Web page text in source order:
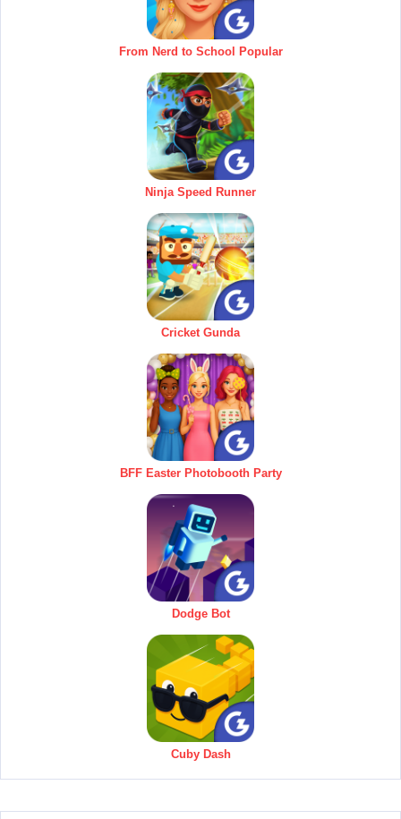
From Nerd to School Popular
Ninja Speed Runner
Cricket Gunda
BFF Easter Photobooth Party
Dodge Bot
Cuby Dash